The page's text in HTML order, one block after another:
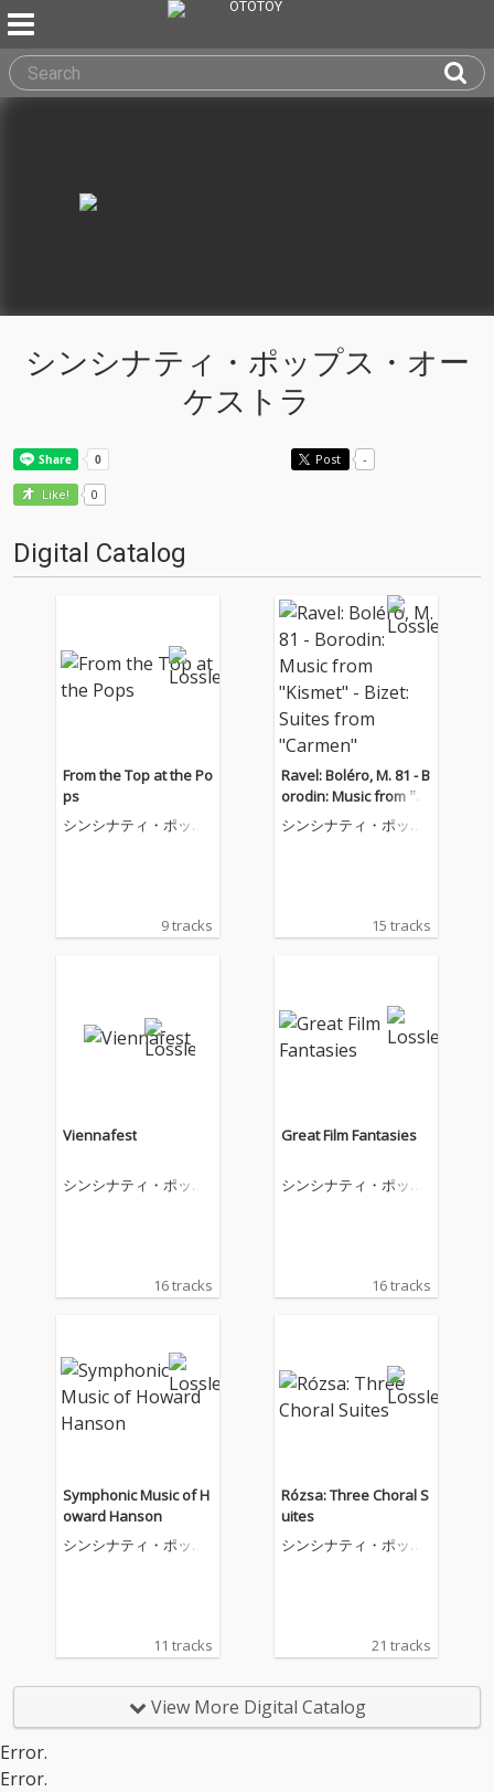
シンシナティ・ポップス・オー
ケストラ
Post -
Like! 0
Digital Catalog
From the Top at the Po
ps
シンシナティ・ポップ
9 tracks
Ravel: Boléro, M. 81 - B
orodin: Music from "Ki
smet" - Bizet: Suites fr
om "Carmen"
シンシナティ・ポップ
15 tracks
Viennafest
シンシナティ・ポップ
16 tracks
Great Film Fantasies
シンシナティ・ポップ
16 tracks
Symphonic Music of H
oward Hanson
シンシナティ・ポップ
11 tracks
Rózsa: Three Choral S
uites
シンシナティ・ポップ
21 tracks
View More Digital Catalog
Error.
Error.